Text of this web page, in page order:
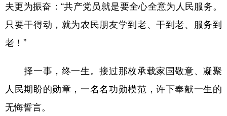
夫更为振奋：“共产党员就是要全心全意为人民服务。
只要干得动，就为农民朋友学到老、干到老、服务到
老！”
择一事，终一生。接过那枚承载家国敬意、凝聚
人民期盼的勋章，一名名功勋模范，许下奉献一生的
无悔誓言。